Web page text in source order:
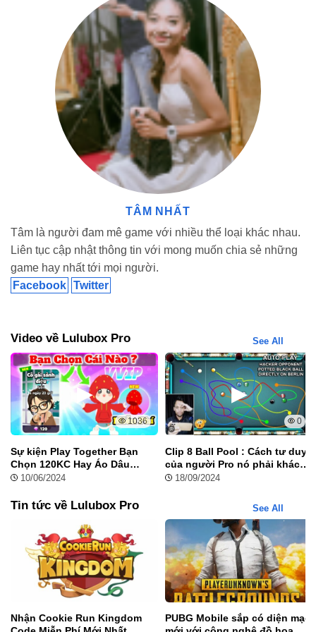
Tiết Kiệm Thời Gian Và Tối Ưu Trải Nghiệm Game
Một trong những ưu điểm lớn của Lulubox Pro là khả năng tiết
đợi hay thực hiện nhiệm vụ lặp đi lặp lại, giúp bạn có trải nghiệm
TÂM NHẤT
Tâm là người đam mê game với nhiều thể loại khác nhau.
Liên tục cập nhật thông tin với mong muốn chia sẻ những
game hay nhất tới mọi người.
Facebook Twitter
Video về Lulubox Pro See All
1036
Sự kiện Play Together Bạn
Chọn 120KC Hay Áo Dâu
Hoodie Miễn Phí
10/06/2024
0
Clip 8 Ball Pool : Cách tư duy
của người Pro nó phải khác
biệt18/09/2024
Tin tức về Lulubox Pro See All
Nhận Cookie Run Kingdom
PUBG Mobile sắp có diện mạo